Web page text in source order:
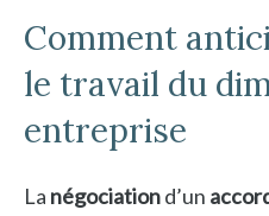
Comment
le travail du
entreprise
La négociationd’un